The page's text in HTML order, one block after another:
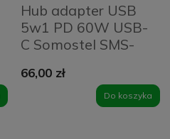
Hub adapter USB
5w1 PD 60W USB-
C Somostel SMS-
66,00 zł
Do koszyka